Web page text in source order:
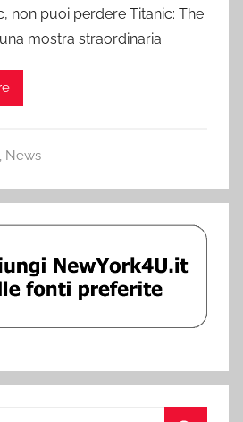
non puoi perdere Titanic: The
mostra straordinaria
, News